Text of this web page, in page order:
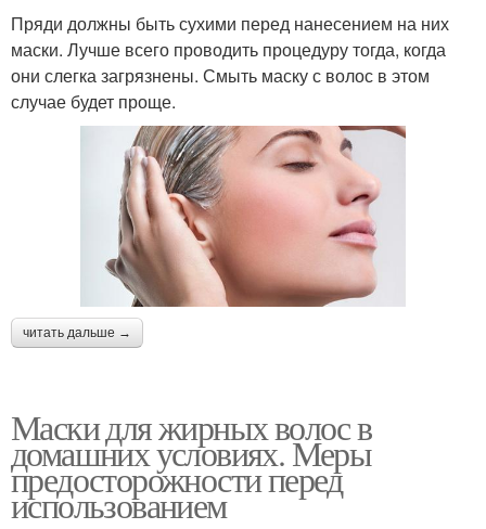
Пряди должны быть сухими перед нанесением на них
маски. Лучше всего проводить процедуру тогда, когда
они слегка загрязнены. Смыть маску с волос в этом
случае будет проще.
читать дальше →
Маски для жирных волос в
домашних условиях. Меры
предосторожности перед
использованием